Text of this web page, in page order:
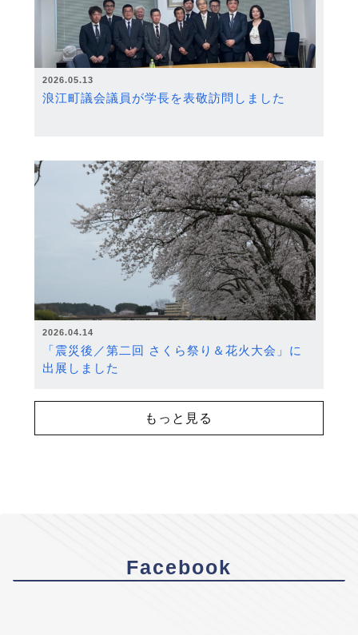
2026.05.13
浪江町議会議員が学長を表敬訪問しました
2026.04.14
「震災後／第二回 さくら祭り＆花火大会」に
出展しました
もっと見る
Facebook